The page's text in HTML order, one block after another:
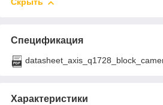
Скрыть
Спецификация
Характеристики